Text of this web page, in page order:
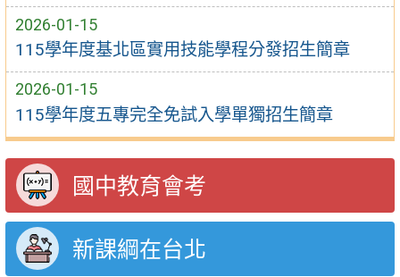
2026-01-15
115學年度基北區實用技能學程分發招生簡章
2026-01-15
115學年度五專完全免試入學單獨招生簡章
國中教育會考
新課綱在台北